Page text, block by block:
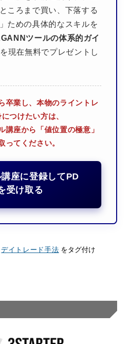
ころまで買い、下落する
ための具体的なスキルを
ツールの体系的ガイ
を現在無料でプレゼントし
卒業し、本物のライントレ
つけたい方は、
講座から「値位置の極意」
ってください。
座に登録してPD
受け取る
,デイトレード手法 をタグ付け